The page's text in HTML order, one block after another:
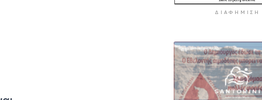
ΔΙΑΦΉΜΙΣΗ